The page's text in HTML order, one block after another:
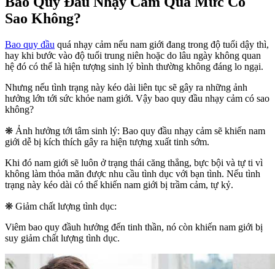
Sao Không?
Bao quy đầu quá nhạy cảm nếu nam giới đang trong độ tuổi dậy thì,
hay khi bước vào độ tuổi trung niên hoặc do lâu ngày không quan
hệ đó có thể là hiện tượng sinh lý bình thường không đáng lo ngại.
Nhưng nếu tình trạng này kéo dài liên tục sẽ gây ra những ảnh
hưởng lớn tới sức khỏe nam giới. Vậy bao quy đầu nhạy cảm có sao
không?
❋ Ảnh hưởng tới tâm sinh lý: Bao quy đầu nhạy cảm sẽ khiến nam
giới dễ bị kích thích gây ra hiện tượng xuất tinh sớm.
Khi đó nam giới sẽ luôn ở trạng thái căng thẳng, bực bội và tự ti vì
không làm thỏa mãn được nhu cầu tình dục với bạn tình. Nếu tình
trạng này kéo dài có thể khiến nam giới bị trầm cảm, tự kỷ.
❋ Giảm chất lượng tình dục:
Viêm bao quy đầuh hưởng đến tinh thần, nó còn khiến nam giới bị
suy giảm chất lượng tình dục.